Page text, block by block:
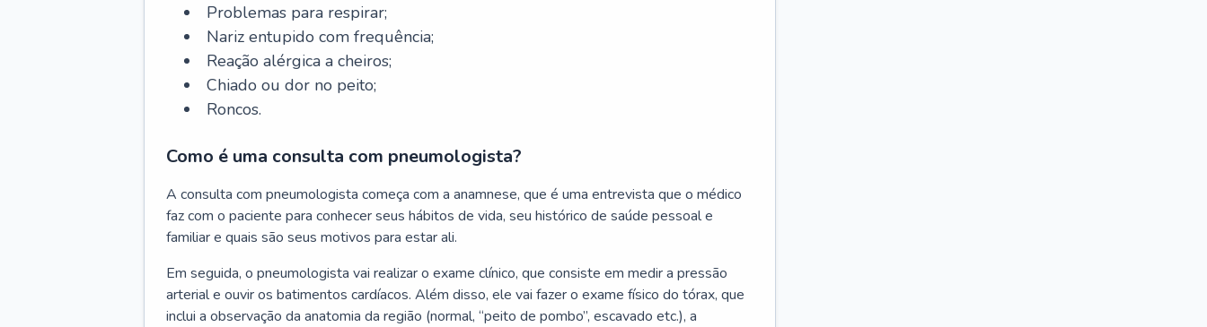
Problemas para respirar;
Nariz entupido com frequência;
Reação alérgica a cheiros;
Chiado ou dor no peito;
Roncos.
Como é uma consulta com pneumologista?
A consulta com pneumologista começa com a anamnese, que é uma entrevista que o médico
faz com o paciente para conhecer seus hábitos de vida, seu histórico de saúde pessoal e
familiar e quais são seus motivos para estar ali.
Em seguida, o pneumologista vai realizar o exame clínico, que consiste em medir a pressão
arterial e ouvir os batimentos cardíacos. Além disso, ele vai fazer o exame físico do tórax, que
inclui a observação da anatomia da região (normal, “peito de pombo”, escavado etc.), a